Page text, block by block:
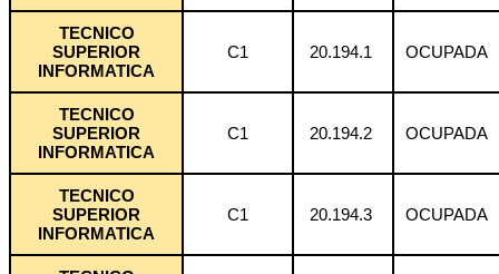
TECNICO
SUPERIOR
INFORMATICA
C1 20.194.1 OCUPADA
TECNICO
SUPERIOR
INFORMATICA
C1 20.194.2 OCUPADA
TECNICO
SUPERIOR
INFORMATICA
C1 20.194.3 OCUPADA